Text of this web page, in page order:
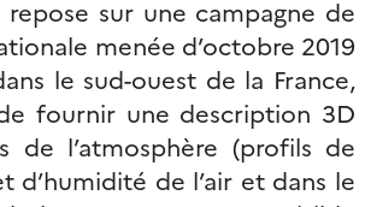
sur une campagne de
menée d’octobre 2019
le sud-ouest de la France,
fournir une description 3D
de l’atmosphère (profils de
d’humidité de l’air et dans le